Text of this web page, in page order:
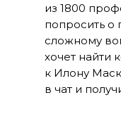
из 1800
попросить
сложному
хочет найти
к Илону
в чат и